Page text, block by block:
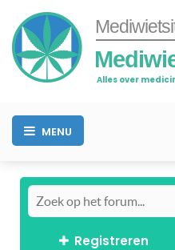
Alles over
MENU
Registreren